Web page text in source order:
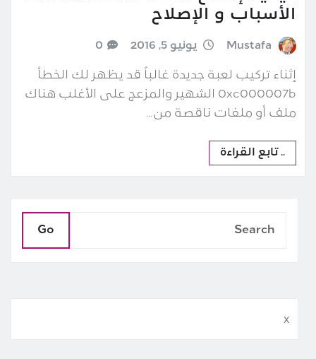
الأسباب و الإصلاح
Mustafa يونيو 5, 2016 0
إثناء تركيب لعبة جديدة غالباً قد يظهر لك الخطأ
0xc000007b الشهير والمزعج على الأغلب هناك
ملف أو ملفات ناقصة من…
.. تابع القراءة
Go
x